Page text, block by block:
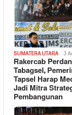
SUMATERA UTARA 3
Rakercab
Tabagsel,
Tapsel Harap
Jadi Mitra
Pembangunan